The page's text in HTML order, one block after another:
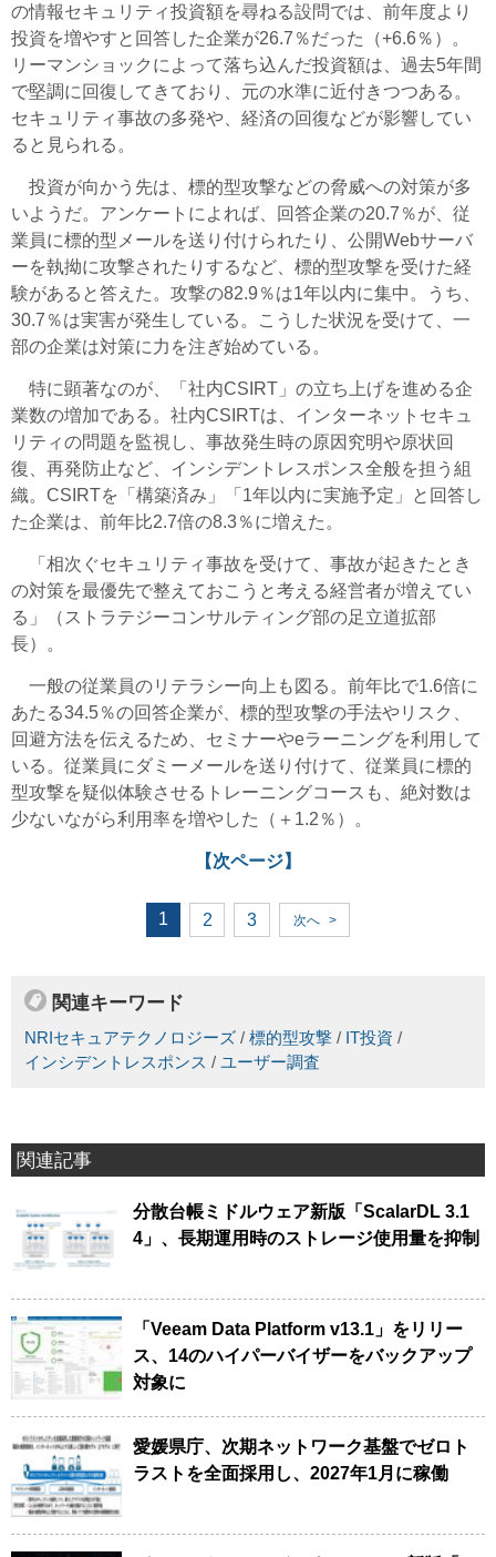
の情報セキュリティ投資額を尋ねる設問では、前年度より
投資を増やすと回答した企業が26.7％だった（+6.6％）。
リーマンショックによって落ち込んだ投資額は、過去5年間
で堅調に回復してきており、元の水準に近付きつつある。
セキュリティ事故の多発や、経済の回復などが影響してい
ると見られる。
投資が向かう先は、標的型攻撃などの脅威への対策が多
いようだ。アンケートによれば、回答企業の20.7％が、従
業員に標的型メールを送り付けられたり、公開Webサーバ
ーを執拗に攻撃されたりするなど、標的型攻撃を受けた経
験があると答えた。攻撃の82.9％は1年以内に集中。うち、
30.7％は実害が発生している。こうした状況を受けて、一
部の企業は対策に力を注ぎ始めている。
特に顕著なのが、「社内CSIRT」の立ち上げを進める企
業数の増加である。社内CSIRTは、インターネットセキュ
リティの問題を監視し、事故発生時の原因究明や原状回
復、再発防止など、インシデントレスポンス全般を担う組
織。CSIRTを「構築済み」「1年以内に実施予定」と回答し
た企業は、前年比2.7倍の8.3％に増えた。
「相次ぐセキュリティ事故を受けて、事故が起きたとき
の対策を最優先で整えておこうと考える経営者が増えてい
る」（ストラテジーコンサルティング部の足立道拡部
長）。
一般の従業員のリテラシー向上も図る。前年比で1.6倍に
あたる34.5％の回答企業が、標的型攻撃の手法やリスク、
回避方法を伝えるため、セミナーやeラーニングを利用して
いる。従業員にダミーメールを送り付けて、従業員に標的
型攻撃を疑似体験させるトレーニングコースも、絶対数は
少ないながら利用率を増やした（＋1.2％）。
【次ページ】
1 2 3 次へ >
関連キーワード
NRIセキュアテクノロジーズ / 標的型攻撃 / IT投資 /
インシデントレスポンス / ユーザー調査
関連記事
分散台帳ミドルウェア新版「ScalarDL 3.1
4」、長期運用時のストレージ使用量を抑制
「Veeam Data Platform v13.1」をリリー
ス、14のハイパーバイザーをバックアップ
対象に
愛媛県庁、次期ネットワーク基盤でゼロト
ラストを全面採用し、2027年1月に稼働